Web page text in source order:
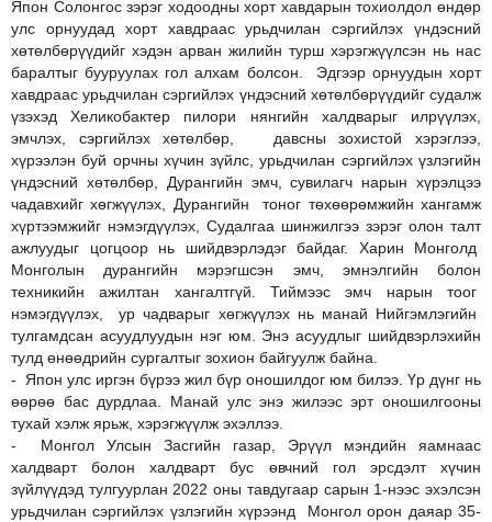
Япон Солонгос зэрэг ходоодны хорт хавдарын тохиолдол өндөр
улс орнуудад хорт хавдраас урьдчилан сэргийлэх үндэсний
хөтөлбөрүүдийг хэдэн арван жилийн турш хэрэгжүүлсэн нь нас
баралтыг бууруулах гол алхам болсон. Эдгээр орнуудын хорт
хавдраас урьдчилан сэргийлэх үндэсний хөтөлбөрүүдийг судалж
үзэхэд Хеликобактер пилори нянгийн халдварыг илрүүлэх,
эмчлэх, сэргийлэх хөтөлбөр, давсны зохистой хэрэглээ,
хүрээлэн буй орчны хүчин зүйлс, урьдчилан сэргийлэх үзлэгийн
үндэсний хөтөлбөр, Дурангийн эмч, сувилагч нарын хүрэлцээ
чадавхийг хөгжүүлэх, Дурангийн тоног төхөөрөмжийн хангамж
хүртээмжийг нэмэгдүүлэх, Судалгаа шинжилгээ зэрэг олон талт
ажлуудыг цогцоор нь шийдвэрлэдэг байдаг. Харин Монголд
Монголын дурангийн мэрэгшсэн эмч, эмнэлгийн болон
техникийн ажилтан хангалтгүй. Тиймээс эмч нарын тоог
нэмэгдүүлэх, ур чадварыг хөгжүүлэх нь манай Нийгэмлэгийн
тулгамдсан асуудлуудын нэг юм. Энэ асуудлыг шийдвэрлэхийн
тулд өнөөдрийн сургалтыг зохион байгуулж байна.
- Япон улс иргэн бүрээ жил бүр оношилдог юм билээ. Үр дүнг нь
өөрөө бас дурдлаа. Манай улс энэ жилээс эрт оношилгооны
тухай хэлж ярьж, хэрэгжүүлж эхэллээ.
- Монгол Улсын Засгийн газар, Эрүүл мэндийн яамнаас
халдварт болон халдварт бус өвчний гол эрсдэлт хүчин
зүйлүүдэд тулгуурлан 2022 оны тавдугаар сарын 1-нээс эхэлсэн
урьдчилан сэргийлэх үзлэгийн хүрээнд Монгол орон даяар 35-